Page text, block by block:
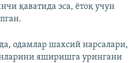
қаватида эса, ётоқ учун
одамлар шахсий нарсалари,
яширишга урингани